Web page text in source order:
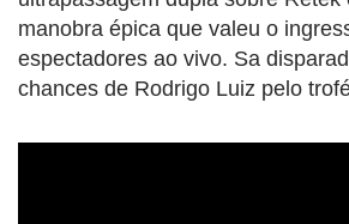
manobra épica que valeu o
espectadores ao vivo. Sa
chances de Rodrigo Luiz pelo